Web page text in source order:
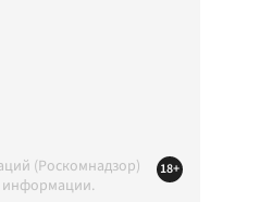
(Роскомнадзор)
информации.
18+